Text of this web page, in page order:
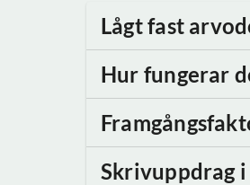
Lågt fast
Hur fungerar
Skrivuppdrag i